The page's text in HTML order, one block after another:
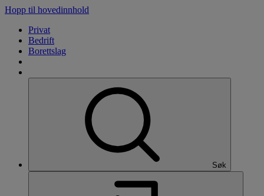
Hopp til hovedinnhold
Privat
Bedrift
Borettslag
Søk